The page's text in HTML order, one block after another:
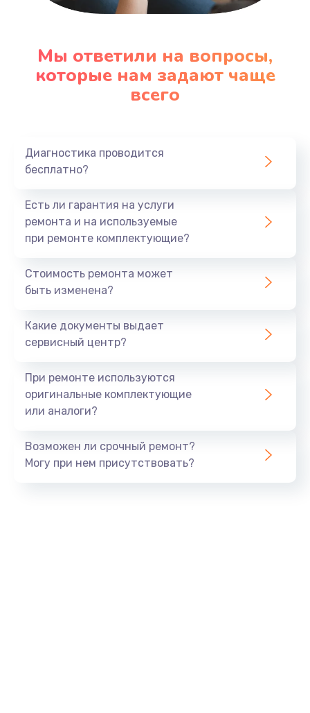
Мы ответили на вопросы,
которые нам задают чаще
всего
Диагностика проводится
бесплатно?
Есть ли гарантия на услуги
ремонта и на используемые
при ремонте комплектующие?
Стоимость ремонта может
быть изменена?
Какие документы выдает
сервисный центр?
При ремонте используются
оригинальные комплектующие
или аналоги?
Возможен ли срочный ремонт?
Могу при нем присутствовать?